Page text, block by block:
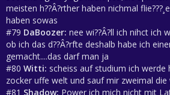
meisten h??Â?rther haben nichmal
haben sowas
#79 DaBoozer: nee wi??Â?ll ich nihct ich
ob ich das d??Â?rfte deshalb habe ich
gemacht....das darf man ja
#80 Witti: scheiss auf studium ich
zocker uffe welt und sauf mir zweimal die
#81 Shadow: Power ich mich nicht mit